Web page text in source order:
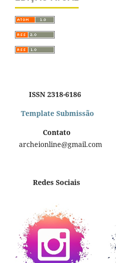
ISSN 2318-6186
Template Submissão
Contato
archeionline@gmail.com
Redes Sociais